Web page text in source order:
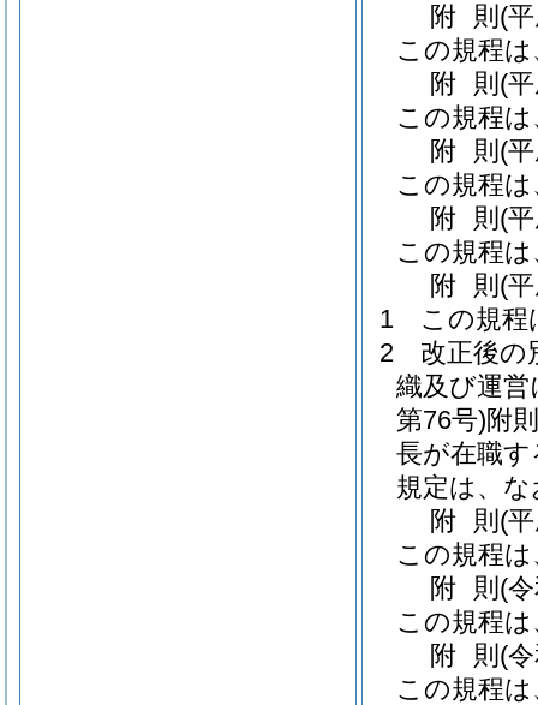
附 則 (
この規程
附 則 (
この規程
附 則 (
この規程
附 則 (
この規程
附 則 (
1
この規程
2
改正後の
織及び運
第76号)附
長が在職
規定は、
附 則 (
この規程
附 則 (
この規程
附 則 (
この規程